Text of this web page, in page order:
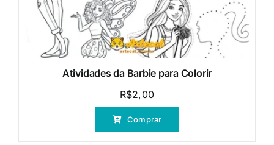
Atividades da Barbie para Colorir
R$2,00
Comprar